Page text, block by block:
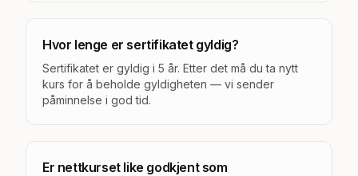
Hvor lenge er sertifikatet gyldig?
Sertifikatet er gyldig i 5 år. Etter det må du ta nytt
kurs for å beholde gyldigheten — vi sender
påminnelse i god tid.
Er nettkurset like godkjent som